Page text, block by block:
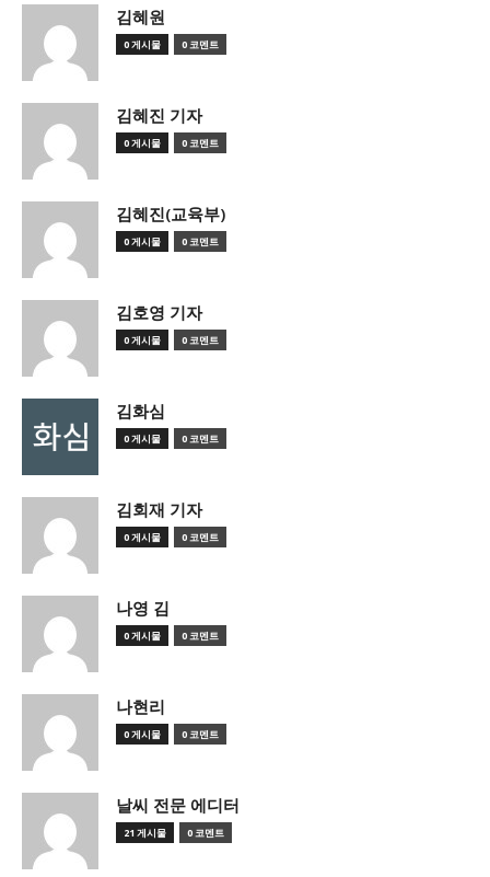
김혜원
0 게시물 0 코멘트
김혜진 기자
0 게시물 0 코멘트
김혜진(교육부)
0 게시물 0 코멘트
김호영 기자
0 게시물 0 코멘트
김화심
0 게시물 0 코멘트
김회재 기자
0 게시물 0 코멘트
나영 김
0 게시물 0 코멘트
나현리
0 게시물 0 코멘트
날씨 전문 에디터
21 게시물 0 코멘트